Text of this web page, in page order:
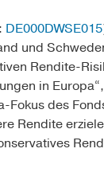
DE000DWSE015
und
Rendite-
in
des
Rendite